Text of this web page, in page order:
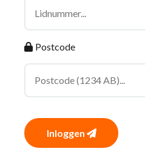
Postcode
Inloggen